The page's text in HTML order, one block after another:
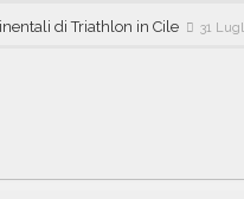
di Triathlon in Cile 31